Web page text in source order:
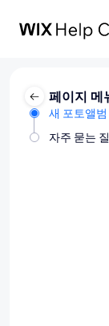
페이지 메
새 포토앨
자주 묻는